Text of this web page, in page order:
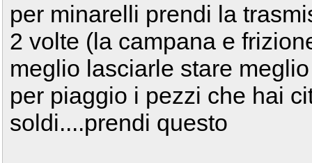
per minarelli prendi la
2 volte (la campana e
meglio lasciarle stare
per piaggio i pezzi che hai
soldi....prendi questo